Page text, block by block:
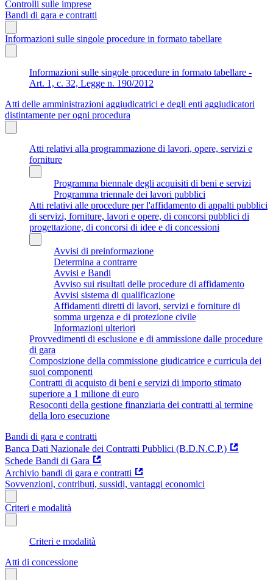
Controlli sulle imprese
Bandi di gara e contratti
Informazioni sulle singole procedure in formato tabellare
Informazioni sulle singole procedure in formato tabellare -
Art. 1, c. 32, Legge n. 190/2012
Atti delle amministrazioni aggiudicatrici e degli enti aggiudicatori
distintamente per ogni procedura
Atti relativi alla programmazione di lavori, opere, servizi e
forniture
Programma biennale degli acquisiti di beni e servizi
Programma triennale dei lavori pubblici
Atti relativi alle procedure per l'affidamento di appalti pubblici
di servizi, forniture, lavori e opere, di concorsi pubblici di
progettazione, di concorsi di idee e di concessioni
Avvisi di preinformazione
Determina a contrarre
Avvisi e Bandi
Avviso sui risultati delle procedure di affidamento
Avvisi sistema di qualificazione
Affidamenti diretti di lavori, servizi e forniture di
somma urgenza e di protezione civile
Informazioni ulteriori
Provvedimenti di esclusione e di ammissione dalle procedure
di gara
Composizione della commissione giudicatrice e curricula dei
suoi componenti
Contratti di acquisto di beni e servizi di importo stimato
superiore a 1 milione di euro
Resoconti della gestione finanziaria dei contratti al termine
della loro esecuzione
Bandi di gara e contratti
Banca Dati Nazionale dei Contratti Pubblici (B.D.N.C.P.)
Schede Bandi di Gara
Archivio bandi di gara e contratti
Sovvenzioni, contributi, sussidi, vantaggi economici
Criteri e modalità
Criteri e modalità
Atti di concessione